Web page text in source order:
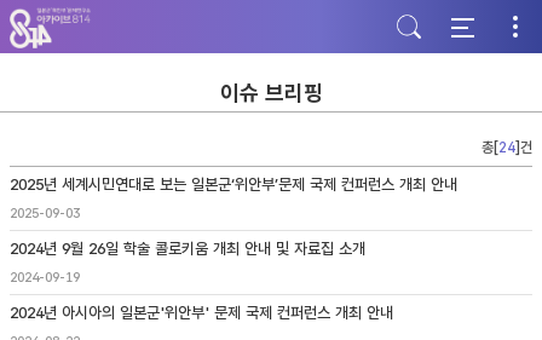
주
메
뉴
가
본
문
바
기
하
단
바
기
이슈 브리핑
총[24]건
2025년 세계시민연대로 보는 일본군‘위안부’문제 국제 컨퍼런스 개최 안내
2025-09-03
2024년 9월 26일 학술 콜로키움 개최 안내 및 자료집 소개
2024-09-19
2024년 아시아의 일본군'위안부' 문제 국제 컨퍼런스 개최 안내